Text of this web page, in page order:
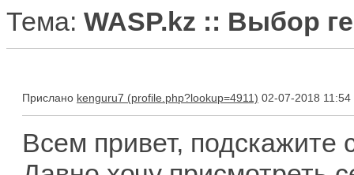
Тема: WASP.kz :: Выбор
Прислано kenguru7 02-07-2018 11:54
Всем привет, подскажите